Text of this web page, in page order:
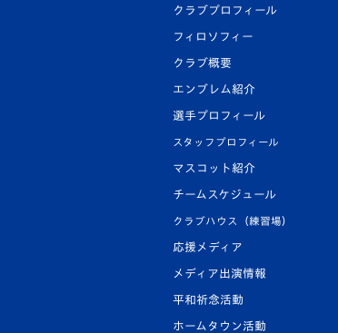
クラブプロフィール
フィロソフィー
クラブ概要
エンブレム紹介
選手プロフィール
スタッフプロフィール
マスコット紹介
チームスケジュール
クラブハウス（練習場）
応援メディア
メディア出演情報
平和祈念活動
ホームタウン活動